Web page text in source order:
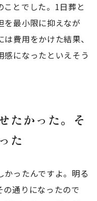
ことでした。1日葬と
を最小限に抑えなが
費用をかけた結果、
になったといえそう
たかった。そ
た
かったんですよ。明る
の通りになったので